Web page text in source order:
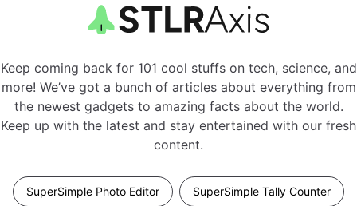
Keep coming back for 101 cool stuffs on tech, science, and
more! We’ve got a bunch of articles about everything from
the newest gadgets to amazing facts about the world.
Keep up with the latest and stay entertained with our fresh
content.
SuperSimple Photo Editor SuperSimple Tally Counter